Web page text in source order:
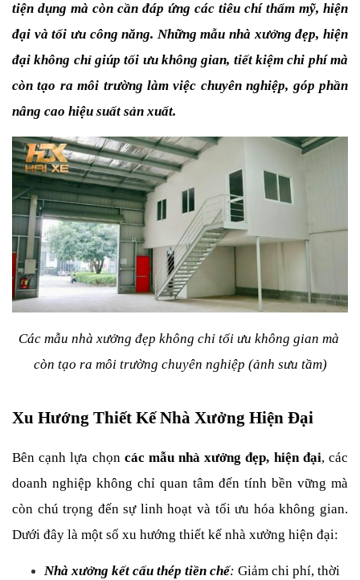
tiện dụng mà còn cần đáp ứng các tiêu chí thẩm mỹ, hiện
đại và tối ưu công năng. Những mẫu nhà xưởng đẹp, hiện
đại không chỉ giúp tối ưu không gian, tiết kiệm chi phí mà
còn tạo ra môi trường làm việc chuyên nghiệp, góp phần
nâng cao hiệu suất sản xuất.
Các mẫu nhà xưởng đẹp không chỉ tối ưu không gian mà
còn tạo ra môi trường chuyên nghiệp (ảnh sưu tầm)
Xu Hướng Thiết Kế Nhà Xưởng Hiện Đại
Bên cạnh lựa chọn các mẫu nhà xưởng đẹp, hiện đại, các
doanh nghiệp không chỉ quan tâm đến tính bền vững mà
còn chú trọng đến sự linh hoạt và tối ưu hóa không gian.
Dưới đây là một số xu hướng thiết kế nhà xưởng hiện đại:
Nhà xưởng kết cấu thép tiền chế: Giảm chi phí, thời